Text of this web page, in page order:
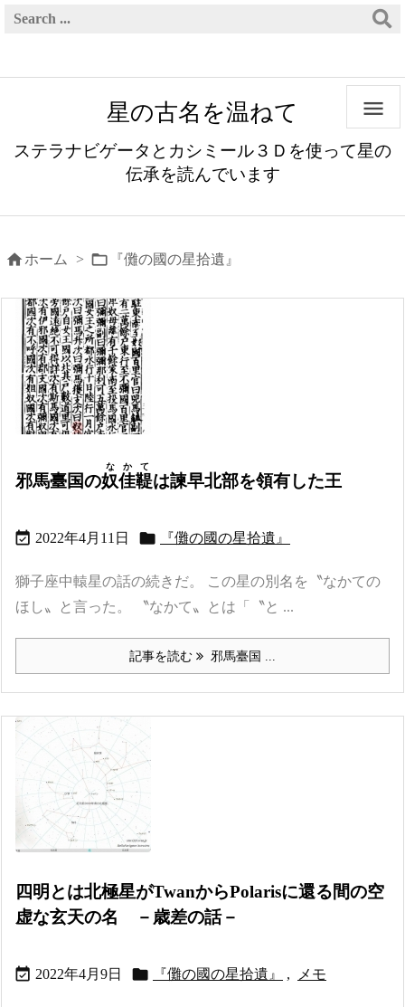
星の古名を温ねて
ステラナビゲータとカシミール３Ｄを使って星の
伝承を読んでいます

 ホーム >  『儺の國の星拾遺』
邪馬臺国の奴佳鞮
なかて
は諫早北部を領有した王
 2022年4月11日  『儺の國の星拾遺』
獅子座中轅星の話の続きだ。 この星の別名を〝なかての
ほし〟と言った。 〝なかて〟とは「〝と ...
記事を読む 邪馬臺国 ...
四明とは北極星がTwanからPolarisに還る間の空
虚な玄天の名 －歳差の話－
 2022年4月9日  『儺の國の星拾遺』 , メモ